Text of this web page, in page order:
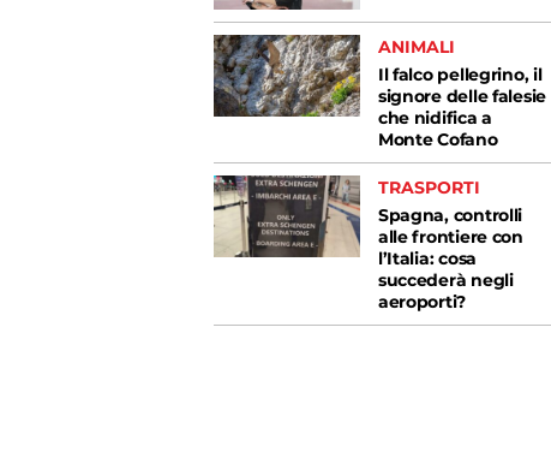
ANIMALI
Il falco pellegrino, il
signore delle falesie
che nidifica a
Monte Cofano
TRASPORTI
Spagna, controlli
alle frontiere con
l’Italia: cosa
succederà negli
aeroporti?